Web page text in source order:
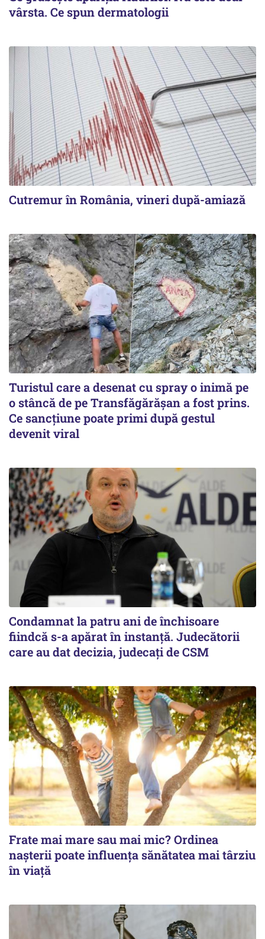
vârsta. Ce spun dermatologii
Cutremur în România, vineri după-amiază
Turistul care a desenat cu spray o inimă pe
o stâncă de pe Transfăgărășan a fost prins.
Ce sancțiune poate primi după gestul
devenit viral
Condamnat la patru ani de închisoare
fiindcă s-a apărat în instanță. Judecătorii
care au dat decizia, judecați de CSM
Frate mai mare sau mai mic? Ordinea
nașterii poate influența sănătatea mai târziu
în viață